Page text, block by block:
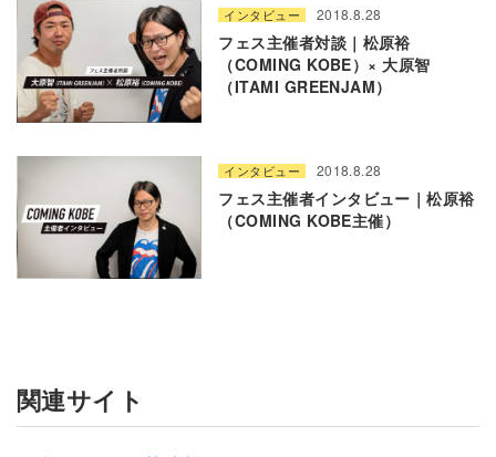
インタビュー 2018.8.28
フェス主催者対談｜松原裕
（COMING KOBE）× 大原智
（ITAMI GREENJAM）
インタビュー 2018.8.28
フェス主催者インタビュー｜松原裕
（COMING KOBE主催）
関連サイト